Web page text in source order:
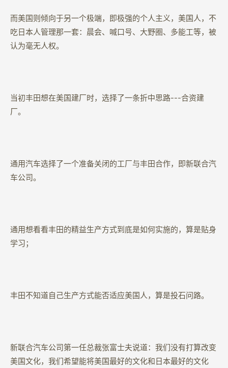
而美国则倾向于另一个极端，即极强的个人主义，美国人，不
吃日本人管理那一套：晨会、喊口号、大野圈、多能工等，被
认为毫无人权。
当初丰田想在美国建厂时，选择了一条折中思路---合资建
厂。
通用汽车选择了一个准备关闭的工厂与丰田合作，即新联合汽
车公司。
通用想看看丰田的精益生产方式到底是如何实施的，算是贴身
学习；
丰田不知道自己生产方式能否适应美国人，算是投石问路。
新联合汽车公司第一任总裁张富士夫说道：我们没有打算改变
美国文化，我们希望能将美国最好的文化和日本最好的文化